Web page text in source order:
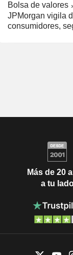
Bolsa de valores
JPMorgan vigila
consumidores,
Más de 20
a tu